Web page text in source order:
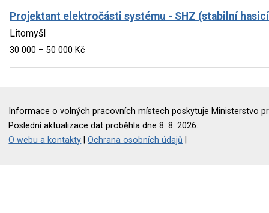
Projektant elektročásti systému - SHZ (stabilní hasicí
Litomyšl
30 000 – 50 000 Kč
Informace o volných pracovních místech poskytuje Ministerstvo
Poslední aktualizace dat proběhla dne 8. 8. 2026.
O webu a kontakty |Ochrana osobních údajů